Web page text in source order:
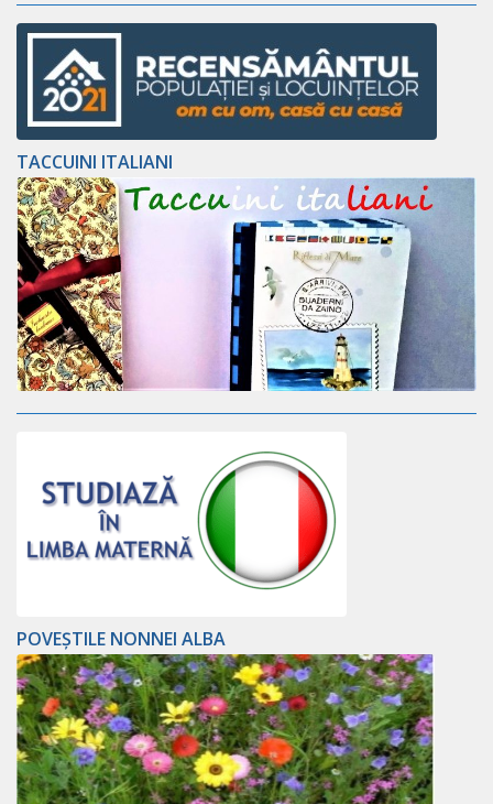
TACCUINI ITALIANI
POVEȘTILE NONNEI ALBA